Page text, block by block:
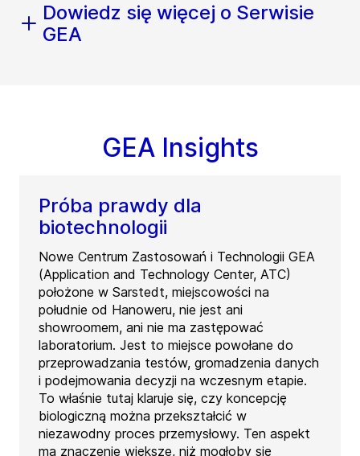
Dowiedz się więcej o Serwisie
GEA
GEA Insights
Próba prawdy dla
biotechnologii
Nowe Centrum Zastosowań i Technologii GEA
(Application and Technology Center, ATC)
położone w Sarstedt, miejscowości na
południe od Hanoweru, nie jest ani
showroomem, ani nie ma zastępować
laboratorium. Jest to miejsce powołane do
przeprowadzania testów, gromadzenia danych
i podejmowania decyzji na wczesnym etapie.
To właśnie tutaj klaruje się, czy koncepcję
biologiczną można przekształcić w
niezawodny proces przemysłowy. Ten aspekt
ma znaczenie większe, niż mogłoby się